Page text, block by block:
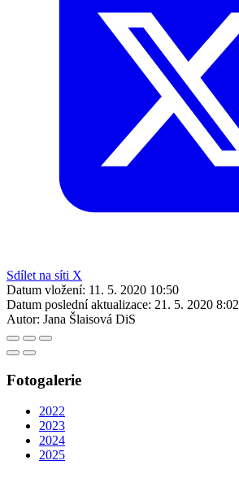
Sdílet na síti X
Datum vložení: 11. 5. 2020 10:50
Datum poslední aktualizace: 21. 5. 2020 8:02
Autor: Jana Šlaisová DiS
Fotogalerie
2022
2023
2024
2025